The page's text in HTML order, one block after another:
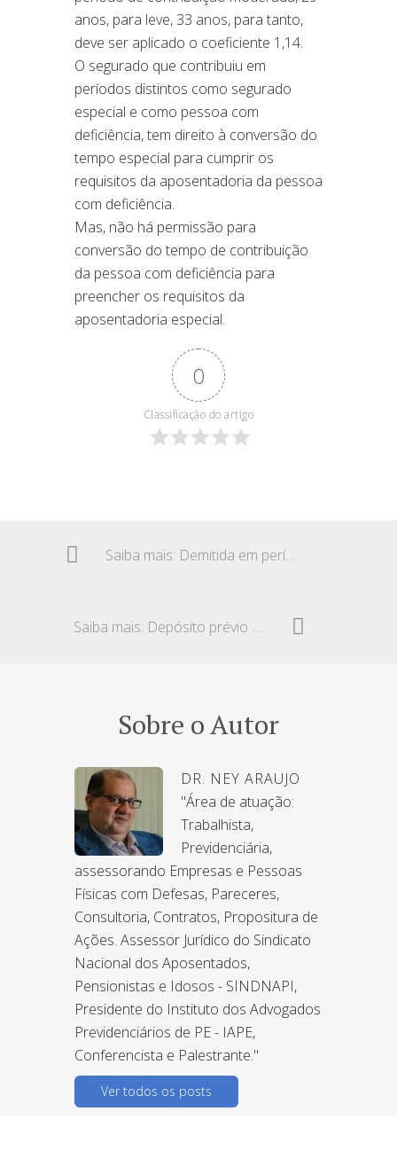
anos, para leve, 33 anos, para tanto,
deve ser aplicado o coeficiente 1,14.
O segurado que contribuiu em
períodos distintos como segurado
especial e como pessoa com
deficiência, tem direito à conversão do
tempo especial para cumprir os
requisitos da aposentadoria da pessoa
com deficiência.
Mas, não há permissão para
conversão do tempo de contribuição
da pessoa com deficiência para
preencher os requisitos da
aposentadoria especial.
0
Classificação do artigo
Saiba mais: Demitida em período pré-eleitoral – Indenização
Saiba mais: Depósito prévio – Ação rescisória
Sobre o Autor
DR. NEY ARAUJO
"Área de atuação:
Trabalhista,
Previdenciária,
assessorando Empresas e Pessoas
Físicas com Defesas, Pareceres,
Consultoria, Contratos, Propositura de
Ações. Assessor Jurídico do Sindicato
Nacional dos Aposentados,
Pensionistas e Idosos - SINDNAPI,
Presidente do Instituto dos Advogados
Previdenciários de PE - IAPE,
Conferencista e Palestrante."
Ver todos os posts